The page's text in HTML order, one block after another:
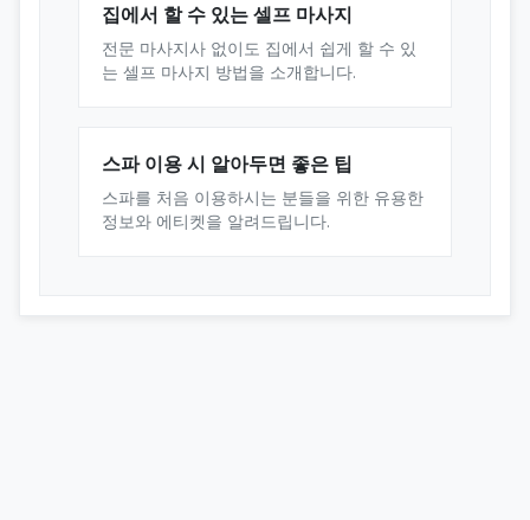
집에서 할 수 있는 셀프 마사지
전문 마사지사 없이도 집에서 쉽게 할 수 있
는 셀프 마사지 방법을 소개합니다.
스파 이용 시 알아두면 좋은 팁
스파를 처음 이용하시는 분들을 위한 유용한
정보와 에티켓을 알려드립니다.